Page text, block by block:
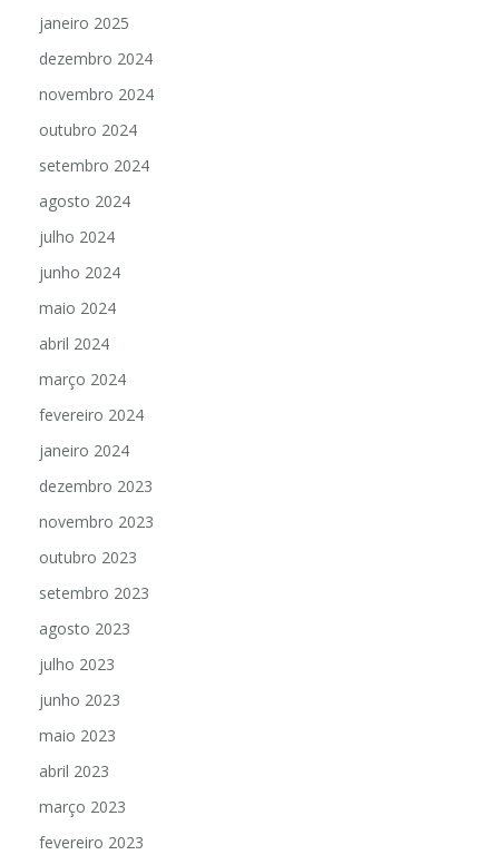
janeiro 2025
dezembro 2024
novembro 2024
outubro 2024
setembro 2024
agosto 2024
julho 2024
junho 2024
maio 2024
abril 2024
março 2024
fevereiro 2024
janeiro 2024
dezembro 2023
novembro 2023
outubro 2023
setembro 2023
agosto 2023
julho 2023
junho 2023
maio 2023
abril 2023
março 2023
fevereiro 2023